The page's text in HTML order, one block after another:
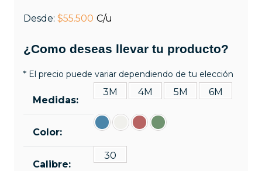
Desde: $55.500
¿Como deseas llevar tu producto?
* El precio puede variar dependiendo de tu elección
Medidas:
3M 4M 5M 6M
Color:
Calibre:
30